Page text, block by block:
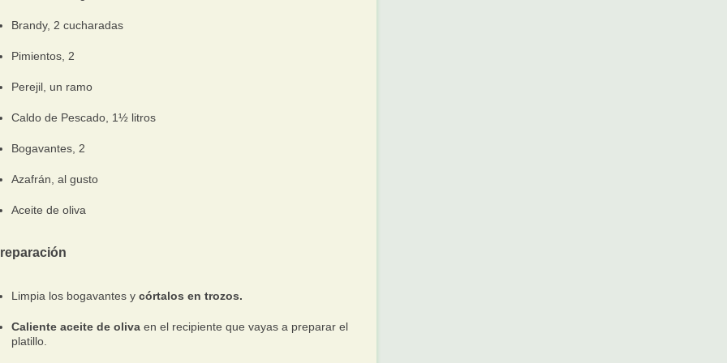
Brandy, 2 cucharadas
Pimientos, 2
Perejil, un ramo
Caldo de Pescado, 1½ litros
Bogavantes, 2
Azafrán, al gusto
Aceite de oliva
Limpia los bogavantes y córtalos en trozos.
Caliente aceite de oliva en el recipiente que vayas a preparar el
platillo.